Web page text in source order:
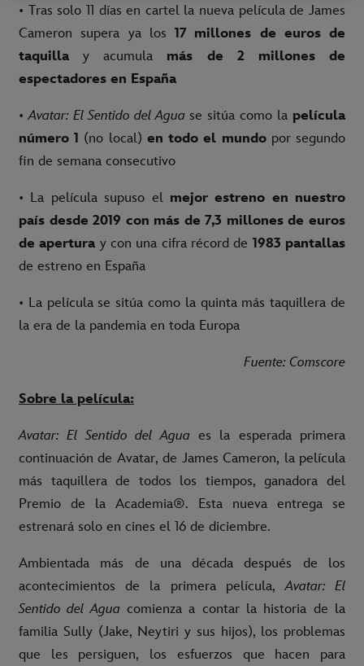
• Tras solo 11 días en cartel la nueva película de James
Cameron supera ya los 17 millones de euros de
taquillay acumula más de 2 millones de
espectadores en España
•Avatar: El Sentido del Aguase sitúa como la película
número 1 (no local) en todo el mundo por segundo
fin de semana consecutivo
• La película supuso elmejor estreno en nuestro
país desde 2019 con más de 7,3 millones de euros
de apertura y con una cifra récord de 1983 pantallas
de estreno en España
• La película se sitúa como la quinta más taquillera de
la era de la pandemia en toda Europa
Fuente: Comscore
Sobre la película:
Avatar: El Sentido del Aguaes la esperada primera
continuación de Avatar, de James Cameron, la película
más taquillera de todos los tiempos, ganadora del
Premio de la Academia®. Esta nueva entrega se
estrenará solo en cines el 16 de diciembre.
Ambientada más de una década después de los
acontecimientos de la primera película,Avatar: El
Sentido del Aguacomienza a contar la historia de la
familia Sully (Jake, Neytiri y sus hijos), los problemas
que les persiguen, los esfuerzos que hacen para